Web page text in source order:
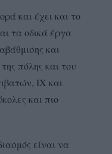
και έχει και το
τα οδικά έργα
και
πόλης και του
ΙΧ και
και πιο
είναι να